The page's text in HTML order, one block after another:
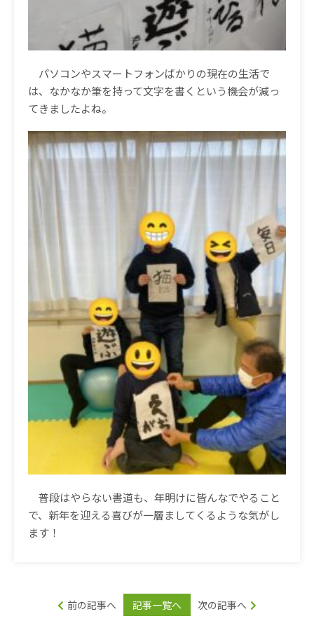
パソコンやスマートフォンばかりの現在の生活で
は、なかなか筆を持って文字を書くという機会が減っ
てきましたよね。
普段はやらない書道も、年明けに皆んなでやること
で、新年を迎える喜びが一層ましてくるような気がし
ます！
前の記事へ 記事一覧へ 次の記事へ